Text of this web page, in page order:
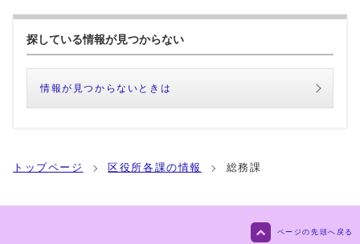
探している情報が見つからない
情報が見つからないときは
トップページ 区役所各課の情報 総務課
ページの先頭へ戻る